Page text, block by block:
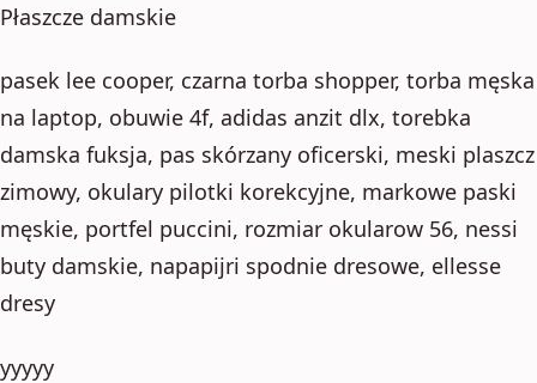
Płaszcze damskie
pasek lee cooper, czarna torba shopper, torba męska
na laptop, obuwie 4f, adidas anzit dlx, torebka
damska fuksja, pas skórzany oficerski, meski plaszcz
zimowy, okulary pilotki korekcyjne, markowe paski
męskie, portfel puccini, rozmiar okularow 56, nessi
buty damskie, napapijri spodnie dresowe, ellesse
dresy
yyyyy